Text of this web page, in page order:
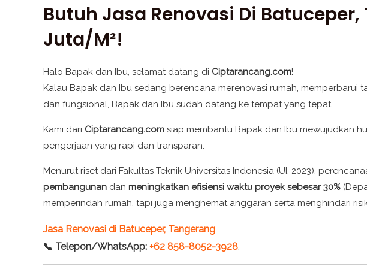
Butuh Jasa Renovasi Di
Juta/m²!
Halo Bapak dan Ibu, selamat datang di Ciptarancang.com!
Kalau Bapak dan Ibu sedang berencana merenovasi rumah,
dan fungsional, Bapak dan Ibu sudah datang ke tempat yang tepat.
Kami dari Ciptarancang.com siap membantu Bapak dan Ibu mewujudkan
pengerjaan yang rapi dan transparan.
Menurut riset dari Fakultas Teknik Universitas Indonesia (UI, 2023),
pembangunan dan meningkatkan efisiensi waktu proyek sebesar 30%
memperindah rumah, tapi juga menghemat anggaran serta menghindari
Jasa Renovasi di Batuceper, Tangerang
📞 Telepon/WhatsApp: +62 858-8052-3928.